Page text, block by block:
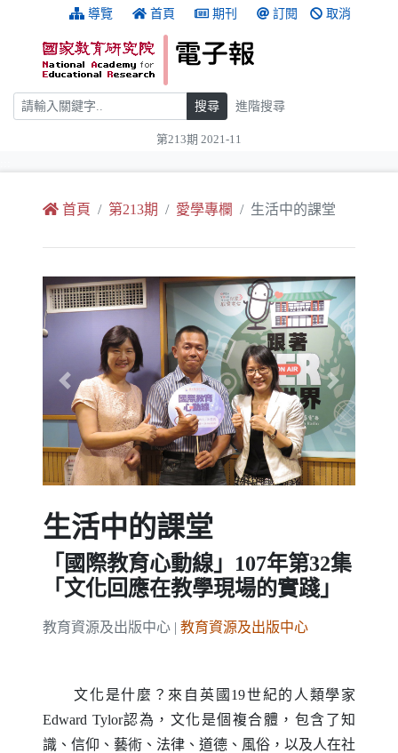
跳到主要內容 導覽 首頁 期刊 訂閱 取消
搜尋 搜尋 進階搜尋
第213期 2021-11
首頁 第213期 愛學專欄 生活中的課堂
Previous Next
生活中的課堂
「國際教育心動線」107年第32集
「文化回應在教學現場的實踐」
教育資源及出版中心 | 教育資源及出版中心
文化是什麼？來自英國19世紀的人類學家
Edward Tylor認為，文化是個複合體，包含了知
識、信仰、藝術、法律、道德、風俗，以及人在社